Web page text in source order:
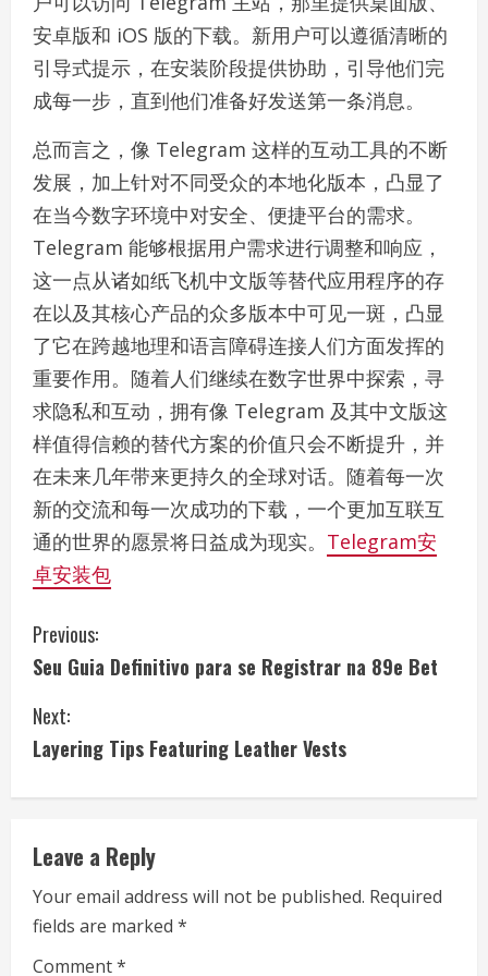
安卓版和 iOS 版的下载。新用户可以遵循清晰的
引导式提示，在安装阶段提供协助，引导他们完
成每一步，直到他们准备好发送第一条消息。
总而言之，像 Telegram 这样的互动工具的不断
发展，加上针对不同受众的本地化版本，凸显了
在当今数字环境中对安全、便捷平台的需求。
Telegram 能够根据用户需求进行调整和响应，
这一点从诸如纸飞机中文版等替代应用程序的存
在以及其核心产品的众多版本中可见一斑，凸显
了它在跨越地理和语言障碍连接人们方面发挥的
重要作用。随着人们继续在数字世界中探索，寻
求隐私和互动，拥有像 Telegram 及其中文版这
样值得信赖的替代方案的价值只会不断提升，并
在未来几年带来更持久的全球对话。随着每一次
新的交流和每一次成功的下载，一个更加互联互
通的世界的愿景将日益成为现实。 Telegram安
卓安装包
C
o
n
n
u
e
Previous:
Seu Guia Definitivo para se Registrar na 89e Bet
Next:
Layering Tips Featuring Leather Vests
Leave a Reply
Your email address will not be published. Required
fields are marked *
Comment*